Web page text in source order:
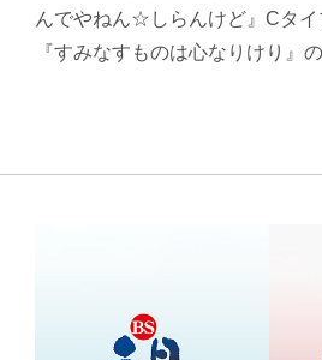
んでやねん☆しらんけど』Cタイ
『すみなすものは心なりけり』